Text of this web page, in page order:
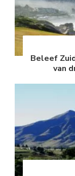
Beleef
van